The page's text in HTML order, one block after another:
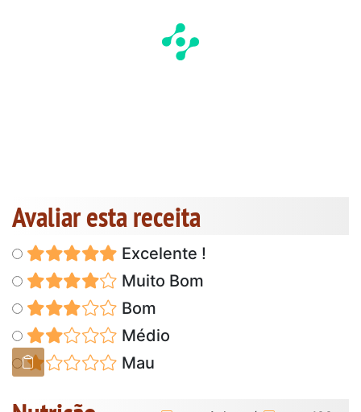
Avaliar esta receita
Excelente !
Muito Bom
Bom
Médio
Mau